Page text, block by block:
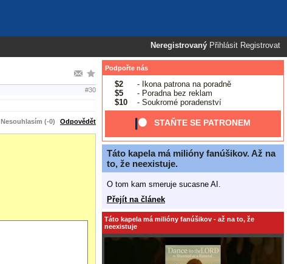
Neregistrovaný Přihlásit Registrovat
#30
Nesouhlasím (-0) Odpovědět
Podpořte nás
$2
- Ikona patrona na poradně
$5
- Poradna bez reklam
$10
- Soukromé poradenství
STAŇTE SE PATRONEM
Táto kapela má milióny fanúšikov. Až na
to, že neexistuje.
O tom kam smeruje sucasne AI.
Přejít na článek
Táto kapela má milióny fanúšikov - až na to, že
neexistuje